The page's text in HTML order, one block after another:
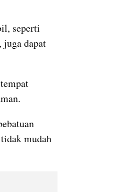
seperti
juga dapat
mudah